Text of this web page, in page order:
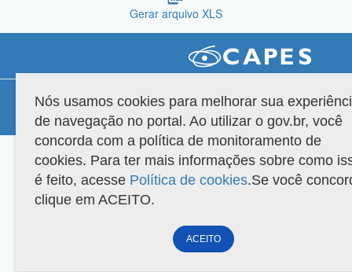
Gerar arquivo XLS
Versão do sistema: 3.88.9 Copyright 2022 Capes. Todos os direitos reservados.
Nós usamos cookies para melhorar sua
de navegação no portal. Ao utilizar o gov.br, você
concorda com a política de monitoramento de
cookies. Para ter mais informações sobre como
é feito, acesse Política de cookies.Se você
clique em ACEITO.
ACEITO